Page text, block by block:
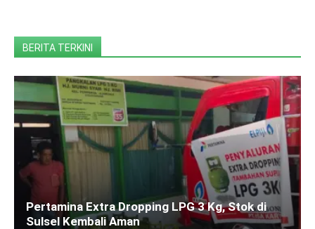
BERITA TERKINI
Pertamina Extra Dropping LPG 3 Kg, Stok di
Sulsel Kembali Aman